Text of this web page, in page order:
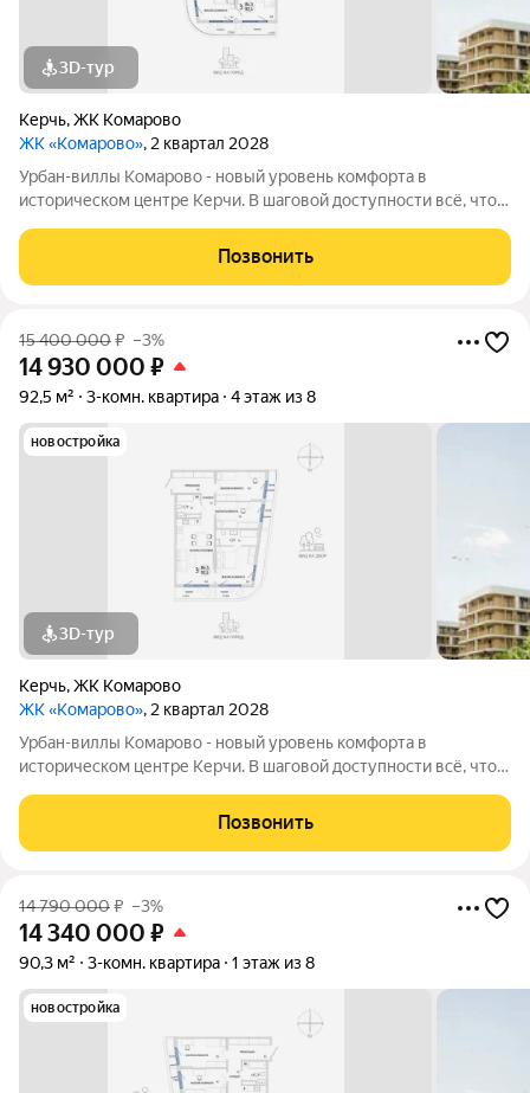
3D-тур
Керчь,ЖК Комарово
ЖК «Комарово», 2 квартал 2028
Урбан-виллы Комарово - новый уровень комфорта в
историческом центре Керчи. В шаговой доступности всё, что
благодаря обилию парковых зон. Прямо под окнами самый
большой ландшафтный парк в
Позвонить
15 400 000₽ –3%
14 930 000 ₽
92,5 м² 3-комн. квартира 4 этаж из 8
новостройка
3D-тур
Керчь,ЖК Комарово
ЖК «Комарово», 2 квартал 2028
Урбан-виллы Комарово - новый уровень комфорта в
историческом центре Керчи. В шаговой доступности всё, что
благодаря обилию парковых зон. Прямо под окнами самый
большой ландшафтный парк в
Позвонить
14 790 000₽ –3%
14 340 000 ₽
90,3 м² 3-комн. квартира 1 этаж из 8
новостройка